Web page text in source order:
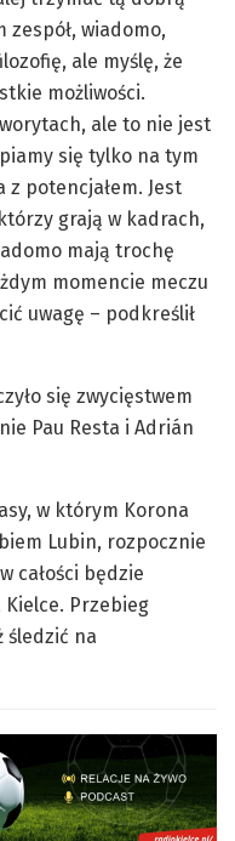
zespół, wiadomo,
ale myślę, że
możliwości.
ale to nie jest
się tylko na tym
potencjałem. Jest
grają w kadrach,
mają trochę
momencie meczu
uwagę – podkreślił
się zwycięstwem
Pau Resta i Adrián
w którym Korona
Lubin, rozpocznie
całości będzie
Przebieg
śledzić na